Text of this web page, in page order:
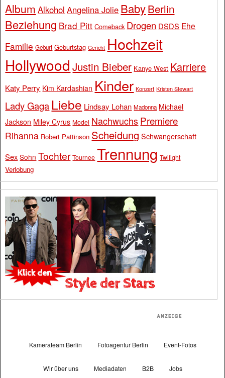
Album Alkohol Angelina Jolie BabyBerlin
Beziehung Brad Pitt Comeback Drogen DSDS Ehe
Familie Geburt Geburtstag Gericht Hochzeit
Hollywood Justin Bieber Kanye West Karriere
Katy Perry Kim Kardashian Kinder Konzert Kristen Stewart
Lady Gaga Liebe Lindsay Lohan Madonna Michael
Jackson Miley Cyrus Model Nachwuchs Premiere
Rihanna Robert Pattinson Scheidung Schwangerschaft
Sex Sohn Tochter Tournee Trennung Twilight
Verlobung
Kamerateam Berlin Fotoagentur Berlin Event-Fotos
Wir über uns Mediadaten B2B Jobs